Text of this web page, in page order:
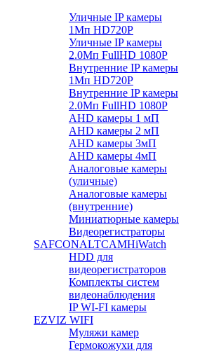
Уличные IP камеры
1Мп HD720P
Уличные IP камеры
2.0Мп FullHD 1080P
Внутренние IP камеры
1Мп HD720P
Внутренние IP камеры
2.0Мп FullHD 1080P
AHD камеры 1 мП
AHD камеры 2 мП
AHD камеры 3мП
AHD камеры 4мП
Аналоговые камеры
(уличные)
Аналоговые камеры
(внутренние)
Миниатюрные камеры
Видеорегистраторы
SAFCONALTCAMHiWatch
HDD для
видеорегистраторов
Комплекты систем
видеонаблюдения
IP WI-FI камеры
EZVIZ WIFI
Муляжи камер
Гермокожухи для